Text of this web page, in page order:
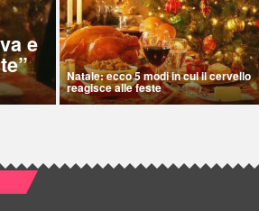
e
Natale: ecco 5 modi in cui il cervello
reagisce alle feste